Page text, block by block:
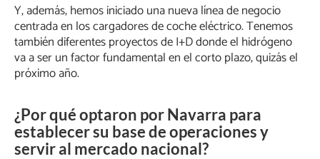
Y, además, hemos iniciado una nueva línea de negocio
centrada en los cargadores de coche eléctrico. Tenemos
también diferentes proyectos de I+D donde el hidrógeno
va a ser un factor fundamental en el corto plazo, quizás el
próximo año.
¿Por qué optaron por Navarra para
establecer su base de operaciones y
servir al mercado nacional?